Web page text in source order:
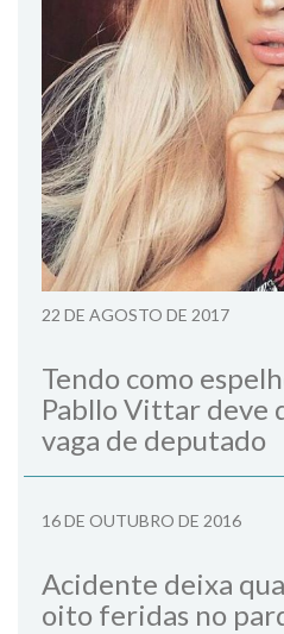
22 DE AGOSTO DE 2017
Tendo como
Pabllo Vittar deve
vaga de deputado
16 DE OUTUBRO DE 2016
Acidente deixa
oito feridas no